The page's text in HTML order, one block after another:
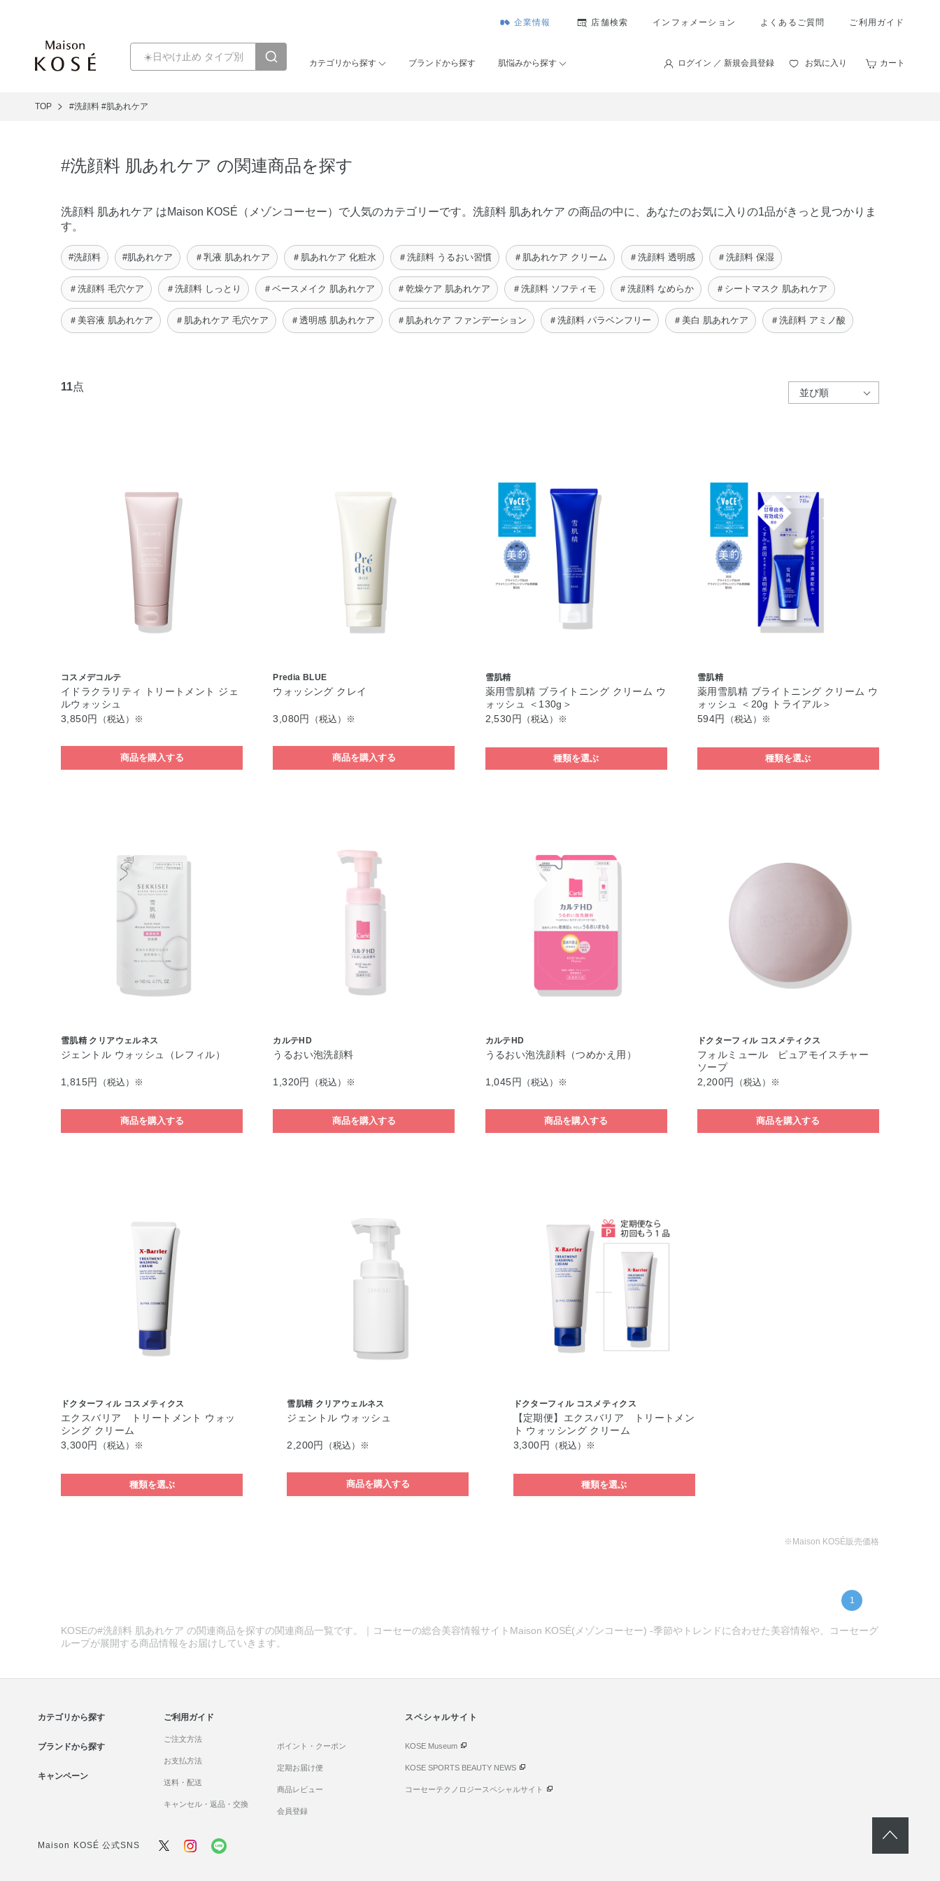
企業情報 店舗検索 インフォメーション よくあるご質問 ご利用ガイド
カテゴリから探す ブランドから探す 肌悩みから探す ログイン ／ 新規会員登録 お気に入り カート
TOP #洗顔料 #肌あれケア
#洗顔料 肌あれケア の関連商品を探す
洗顔料 肌あれケア はMaison KOSÉ（メゾンコーセー）で人気のカテゴリーです。洗顔料 肌あれケア の商品の中に、あなたのお気に入りの1品がきっと見つかりま
す。
#洗顔料 #肌あれケア ＃乳液 肌あれケア ＃肌あれケア 化粧水 ＃洗顔料 うるおい習慣 ＃肌あれケア クリーム ＃洗顔料 透明感 ＃洗顔料 保湿
＃洗顔料 毛穴ケア ＃洗顔料 しっとり ＃ベースメイク 肌あれケア ＃乾燥ケア 肌あれケア ＃洗顔料 ソフティモ ＃洗顔料 なめらか ＃シートマスク 肌あれケア
＃美容液 肌あれケア ＃肌あれケア 毛穴ケア ＃透明感 肌あれケア ＃肌あれケア ファンデーション ＃洗顔料 パラベンフリー ＃美白 肌あれケア ＃洗顔料 アミノ酸
11点
コスメデコルテ
イドラクラリティ トリートメント ジェ
ルウォッシュ
3,850円
（税込）※
商品を購入する
Predia BLUE
ウォッシング クレイ
3,080円 （税込）※
商品を購入する
雪肌精
薬用雪肌精 ブライトニング クリーム ウ
ォッシュ ＜130g＞
2,530円
（税込）※
種類を選ぶ
雪肌精
薬用雪肌精 ブライトニング クリーム ウ
ォッシュ ＜20g トライアル＞
594円
（税込）※
種類を選ぶ
雪肌精 クリアウェルネス
ジェントル ウォッシュ（レフィル）
1,815円 （税込）※
商品を購入する
カルテHD
うるおい泡洗顔料
1,320円 （税込）※
商品を購入する
カルテHD
うるおい泡洗顔料（つめかえ用）
1,045円 （税込）※
商品を購入する
ドクターフィル コスメティクス
フォルミュール ピュアモイスチャー
ソープ
2,200円
（税込）※
商品を購入する
ドクターフィル コスメティクス
エクスバリア トリートメント ウォッ
シング クリーム
3,300円
（税込）※
種類を選ぶ
雪肌精 クリアウェルネス
ジェントル ウォッシュ
2,200円 （税込）※
商品を購入する
ドクターフィル コスメティクス
【定期便】エクスバリア トリートメン
ト ウォッシング クリーム
3,300円
（税込）※
種類を選ぶ
※Maison KOSÉ販売価格
1
KOSEの#洗顔料 肌あれケア の関連商品を探すの関連商品一覧です。｜コーセーの総合美容情報サイトMaison KOSÉ(メゾンコーセー) -季節やトレンドに合わせた美容情報や、コーセーグ
ループが展開する商品情報をお届けしていきます。
カテゴリから探す
ブランドから探す
キャンペーン
ご利用ガイド
ご注文方法
お支払方法
送料・配送
キャンセル・返品・交換
ポイント・クーポン
定期お届け便
商品レビュー
会員登録
スペシャルサイト
KOSE Museum
KOSE SPORTS BEAUTY NEWS
コーセーテクノロジースペシャルサイト
Maison KOSÉ 公式SNS